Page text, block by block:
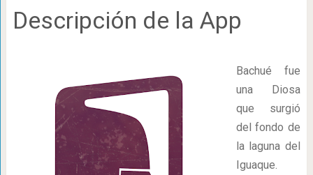
Descripción de la App
Bachué fue
una Diosa
que surgió
del fondo de
la laguna del
Iguaque.